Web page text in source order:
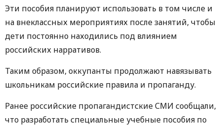
Эти пособия планируют использовать в том числе и
на внеклассных мероприятиях после занятий, чтобы
дети постоянно находились под влиянием
российских нарративов.
Таким образом, оккупанты продолжают навязывать
школьникам российские правила и пропаганду.
Ранее российские пропагандистские СМИ сообщали,
что разработать специальные учебные пособия по